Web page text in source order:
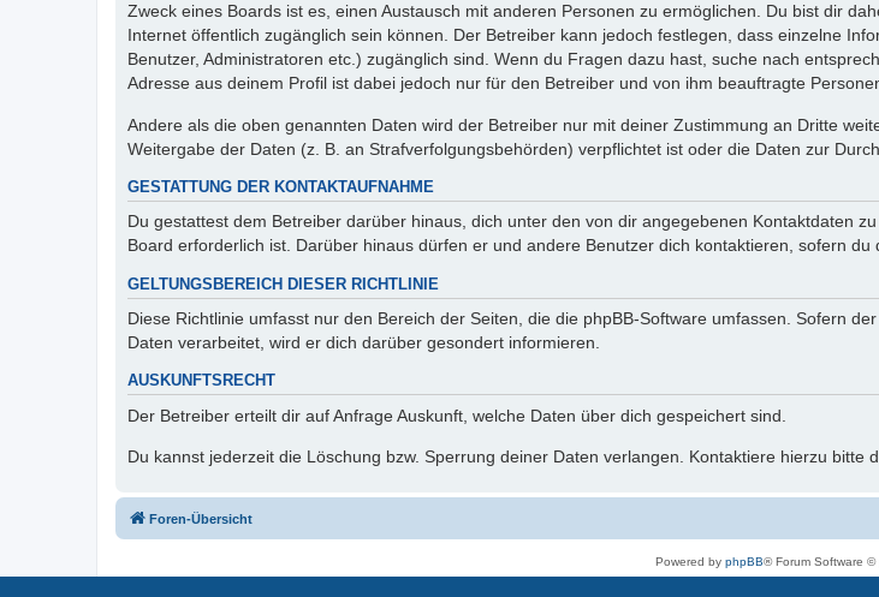
Zweck eines Boards ist es, einen Austausch mit anderen Personen zu ermöglichen. Du bist dir
Internet öffentlich zugänglich sein können. Der Betreiber kann jedoch festlegen, dass einzelne
Benutzer, Administratoren etc.) zugänglich sind. Wenn du Fragen dazu hast, suche nach
Adresse aus deinem Profil ist dabei jedoch nur für den Betreiber und von ihm beauftragte
Andere als die oben genannten Daten wird der Betreiber nur mit deiner Zustimmung an Dritte
Weitergabe der Daten (z. B. an Strafverfolgungsbehörden) verpflichtet ist oder die Daten zur
GESTATTUNG DER KONTAKTAUFNAHME
Du gestattest dem Betreiber darüber hinaus, dich unter den von dir angegebenen Kontaktdaten
Board erforderlich ist. Darüber hinaus dürfen er und andere Benutzer dich kontaktieren, sofern
GELTUNGSBEREICH DIESER RICHTLINIE
Diese Richtlinie umfasst nur den Bereich der Seiten, die die phpBB-Software umfassen. Sofern
Daten verarbeitet, wird er dich darüber gesondert informieren.
AUSKUNFTSRECHT
Der Betreiber erteilt dir auf Anfrage Auskunft, welche Daten über dich gespeichert sind.
Du kannst jederzeit die Löschung bzw. Sperrung deiner Daten verlangen. Kontaktiere hierzu bitte
Foren-Übersicht
Powered by phpBB® Forum Software ©